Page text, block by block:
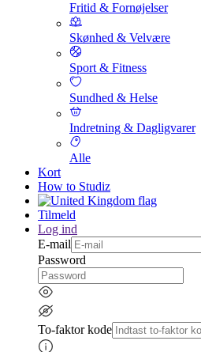
Fritid & Fornøjelser
Skønhed & Velvære
Sport & Fitness
Sundhed & Helse
Indretning & Dagligvarer
Alle
Kort
How to Studiz
Tilmeld
Log ind
E-mail
Password
To-faktor kode